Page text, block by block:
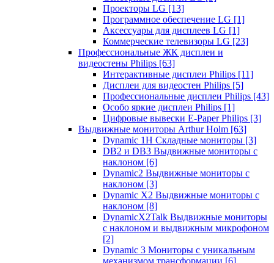
Проекторы LG [13]
Программное обеспечение LG [1]
Аксессуары для дисплеев LG [1]
Коммерческие телевизоры LG [23]
Профессиональные ЖК дисплеи и
видеостены Philips [63]
Интерактивные дисплеи Philips [11]
Дисплеи для видеостен Philips [5]
Профессиональные дисплеи Philips [43]
Особо яркие дисплеи Philips [1]
Цифровые вывески E-Paper Philips [3]
Выдвижные мониторы Arthur Holm [63]
Dynamic 1Н Складные мониторы [3]
DB2 и DB3 Выдвижные мониторы с
наклоном [6]
Dynamic2 Выдвижные мониторы с
наклоном [3]
Dynamic X2 Выдвижные мониторы с
наклоном [8]
DynamicX2Talk Выдвижные мониторы
с наклоном и выдвижным микрофоном
[2]
Dynamic 3 Мониторы с уникальным
механизмом трансформации [6]